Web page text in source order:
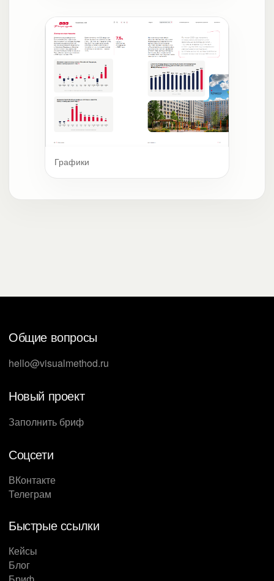
Графики
Общие вопросы
hello@visualmethod.ru
Новый проект
Заполнить бриф
Соцсети
ВКонтакте
Телеграм
Быстрые ссылки
Кейсы
Блог